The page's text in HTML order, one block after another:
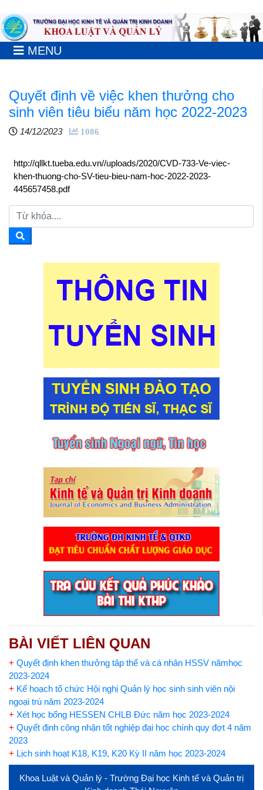
MENU
Quyết định về việc khen thưởng cho
sinh viên tiêu biểu năm học 2022-2023
14/12/2023 1086
http://qllkt.tueba.edu.vn//uploads/2020/CVD-733-Ve-viec-
khen-thuong-cho-SV-tieu-bieu-nam-hoc-2022-2023-
445657458.pdf
BÀI VIẾT LIÊN QUAN
+ Quyết định khen thưởng tâp thể và cá nhân HSSV nămhọc
2023-2024
+ Kế hoạch tổ chức Hội nghị Quản lý học sinh sinh viên nội
ngoại trú năm 2023-2024
+ Xét học bổng HESSEN CHLB Đức năm học 2023-2024
+ Quyết định công nhận tốt nghiệp đại học chính quy đợt 4 năm
2023
+ Lịch sinh hoạt K18, K19, K20 Kỳ II năm học 2023-2024
Khoa Luật và Quản lý - Trường Đại học Kinh tế và Quản trị